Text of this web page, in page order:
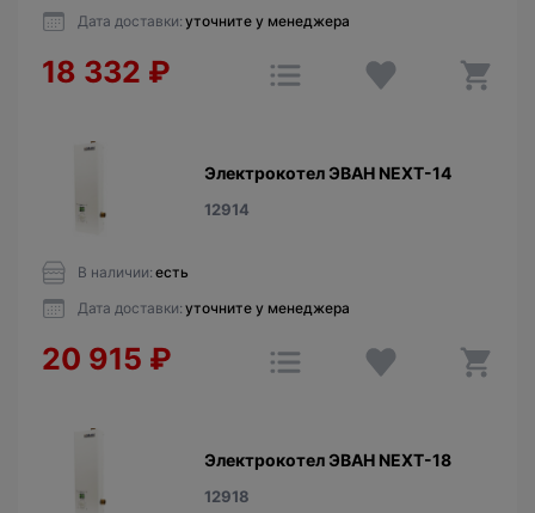
Дата доставки: уточните у менеджера
18 332 ₽
Электрокотел ЭВАН NEXT-14
12914
В наличии: есть
Дата доставки: уточните у менеджера
20 915 ₽
Электрокотел ЭВАН NEXT-18
12918